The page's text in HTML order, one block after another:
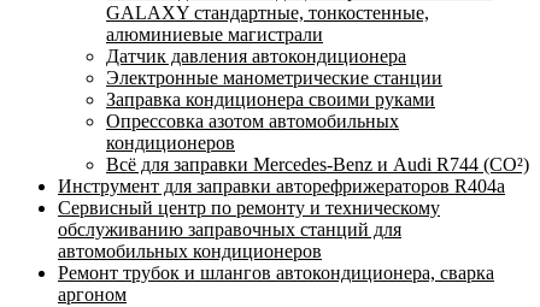
GALAXY стандартные, тонкостенные,
алюминиевые магистрали
Датчик давления автокондиционера
Электронные манометрические станции
Заправка кондиционера своими руками
Опрессовка азотом автомобильных
кондиционеров
Всё для заправки Mercedes-Benz и Audi R744 (CO²)
Инструмент для заправки авторефрижераторов R404a
Сервисный центр по ремонту и техническому
обслуживанию заправочных станций для
автомобильных кондиционеров
Ремонт трубок и шлангов автокондиционера, сварка
аргоном